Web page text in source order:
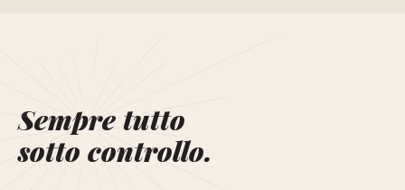
Sempre tutto
sotto controllo.